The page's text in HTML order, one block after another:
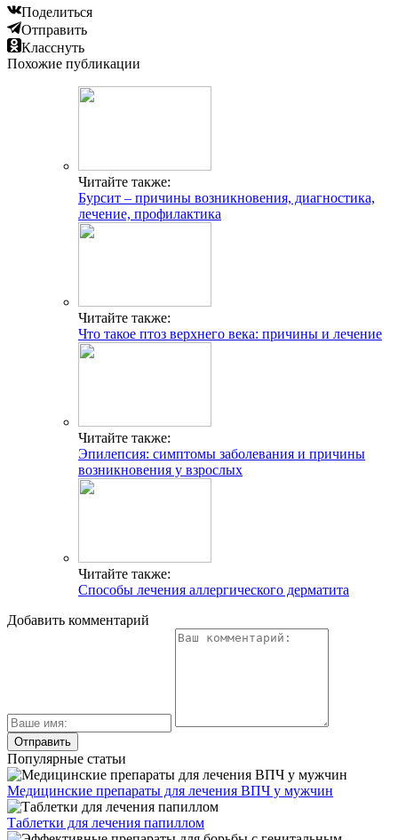
Поделиться
Отправить
Класснуть
Похожие публикации
Читайте также:
Бурсит – причины возникновения, диагностика,
лечение, профилактика
Читайте также:
Что такое птоз верхнего века: причины и лечение
Читайте также:
Эпилепсия: симптомы заболевания и причины
возникновения у взрослых
Читайте также:
Способы лечения аллергического дерматита
Добавить комментарий
Популярные статьи
Медицинские препараты для лечения ВПЧ у мужчин
Таблетки для лечения папиллом